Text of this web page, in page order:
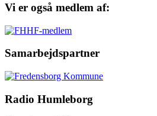
Vi er også medlem af:
Samarbejdspartner
Radio Humleborg